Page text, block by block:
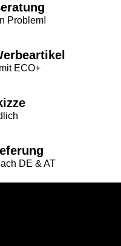
Problem!
ECO+
DE & AT